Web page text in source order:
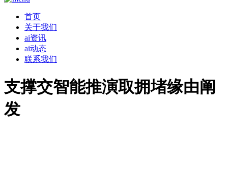
首页
关于我们
ai资讯
ai动态
联系我们
支撑交智能推演取拥堵缘由阐
发